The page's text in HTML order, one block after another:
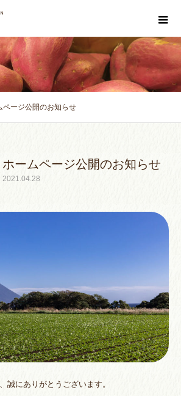
ページ公開のお知らせ
ホームページ公開のお知らせ
2021.04.28
誠にありがとうございます。